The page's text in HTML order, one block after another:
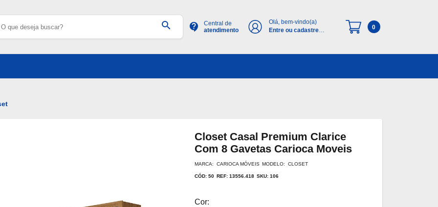
search contact_support
Central de
atendimento
Olá, bem-vindo(a)
Entre ou cadastre-
0
Closet Casal Premium Clarice
Com 8 Gavetas Carioca Moveis
MARCA: CARIOCA MÓVEIS MODELO: CLOSET
CÓD: 50 REF: 13556.418 SKU: 106
Cor: